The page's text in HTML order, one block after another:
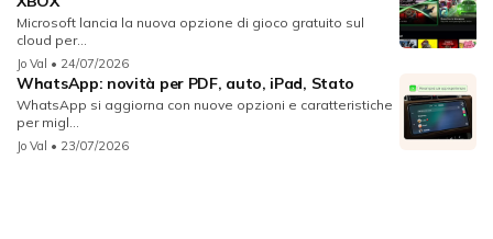
Microsoft lancia la nuova opzione di gioco gratuito sul
cloud per...
Jo Val • 24/07/2026
WhatsApp: novità per PDF, auto, iPad, Stato
WhatsApp si aggiorna con nuove opzioni e caratteristiche
per migl...
Jo Val • 23/07/2026